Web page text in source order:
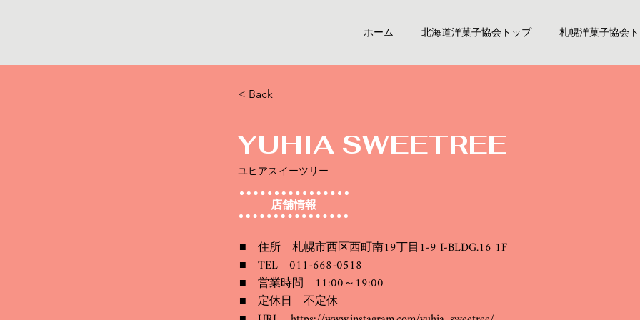
ホーム 北海道洋菓子協会トップ 札幌洋菓子協会
< Back
YUHIA SWEETREE
ユヒアスイーツリー
店舗情報
■ 住所 札幌市西区西町南19丁目1-9 I-BLDG.16 1F
■ TEL 011-668-0518
■ 営業時間 11:00～19:00
■ 定休日 不定休